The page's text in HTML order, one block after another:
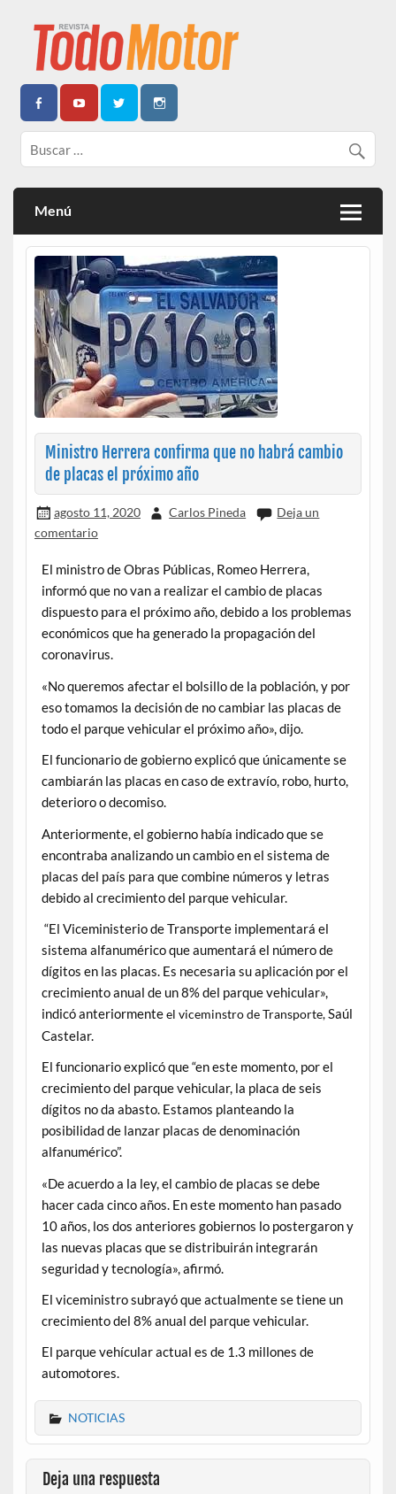
Todo Motor | Centroamérica
Menú
Ministro Herrera confirma que no habrá cambio
de placas el próximo año
agosto 11, 2020 Carlos Pineda
Deja un
comentario
El ministro de Obras Públicas, Romeo Herrera,
informó que no van a realizar el cambio de placas
dispuesto para el próximo año, debido a los problemas
económicos que ha generado la propagación del
coronavirus.
«No queremos afectar el bolsillo de la población, y por
eso tomamos la decisión de no cambiar las placas de
todo el parque vehicular el próximo año», dijo.
El funcionario de gobierno explicó que únicamente se
cambiarán las placas en caso de extravío, robo, hurto,
deterioro o decomiso.
Anteriormente, el gobierno había indicado que se
encontraba analizando un cambio en el sistema de
placas del país para que combine números y letras
debido al crecimiento del parque vehicular.
“El Viceministerio de Transporte implementará el
sistema alfanumérico que aumentará el número de
dígitos en las placas. Es necesaria su aplicación por el
crecimiento anual de un 8% del parque vehicular»,
indicóanteriormenteel viceminstro de Transporte,Saúl
Castelar.
El funcionario explicó que “en este momento, por el
crecimiento del parque vehicular, la placa de seis
dígitos no da abasto. Estamos planteando la
posibilidad de lanzar placas de denominación
alfanumérico”.
«De acuerdo a la ley, el cambio de placas se debe
hacer cada cinco años. En este momento han pasado
10 años, los dos anteriores gobiernos lo postergaron y
las nuevas placas que se distribuirán integrarán
seguridad y tecnología», afirmó.
El viceministro subrayó que actualmente se tiene un
crecimiento del 8% anual del parque vehicular.
El parque vehícular actual es de 1.3 millones de
automotores.
NOTICIAS
Deja una respuesta